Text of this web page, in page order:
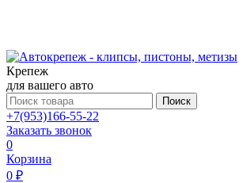
Крепеж
для вашего авто
Поиск
+7(953)166-55-22
Заказать звонок
0
Корзина
0 ₽